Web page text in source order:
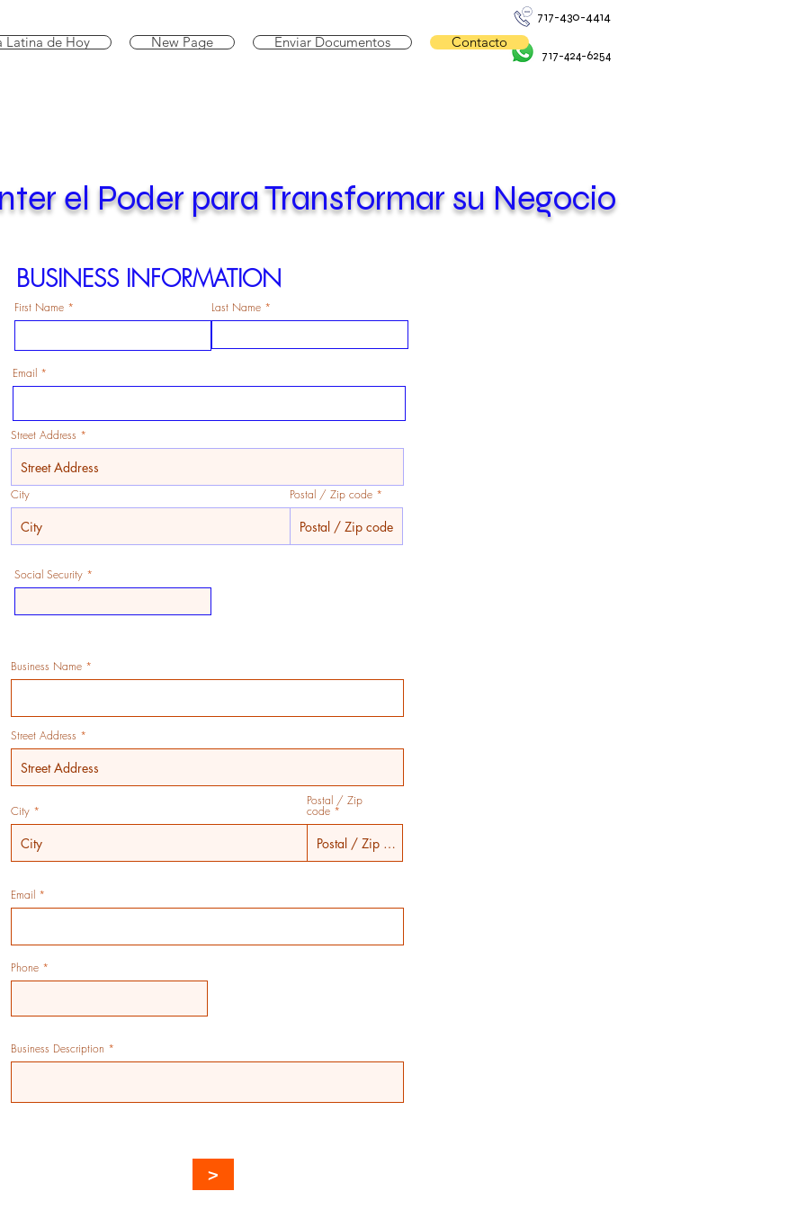
717-430-4414
Latina de Hoy New Page Enviar Documentos Contacto
717-424-6254
el Poder para Transformar su Negocio
are here to help you
deserve the unconditional help of your tax preparer and fair fees.
BUSINESS INFORMATION
First Name Last Name
Email
Street Address
City Postal / Zip code
Social Security
Business Name
Street Address
City
Postal / Zip
code
Email
Phone
Business Description
>